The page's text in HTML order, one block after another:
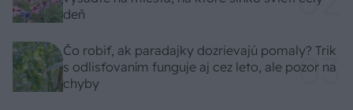
deň
Čo robiť, ak paradajky dozrievajú pomaly? Trik
s odlisťovaním funguje aj cez leto, ale pozor na
chyby